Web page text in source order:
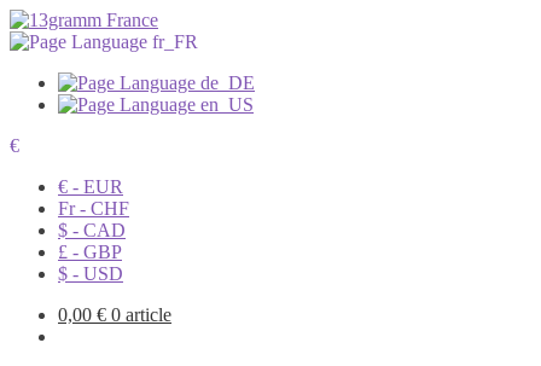
€
€ - EUR
Fr - CHF
$ - CAD
£ - GBP
$ - USD
0,00 € 0 article